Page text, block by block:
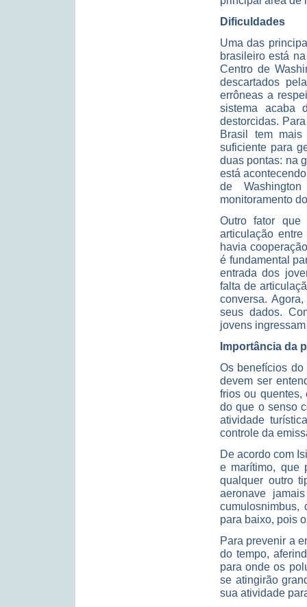
Dificuldades
Uma das
brasileiro está
Centro de
descartados
errôneas a
sistema acaba
destorcidas.
Brasil tem
suficiente para
duas pontas: na
está
de
monitoramento
Outro fator
articulação
havia
é fundamental
entrada dos
falta de
conversa.
seus dados.
jovens
Importância da
Os benefícios
devem ser
frios ou quentes,
do que o senso
atividade
controle da
De acordo com
e marítimo, que
qualquer outro
aeronave
para baixo, pois
Para prevenir a
do tempo,
para onde os
se atingirão
sua atividade